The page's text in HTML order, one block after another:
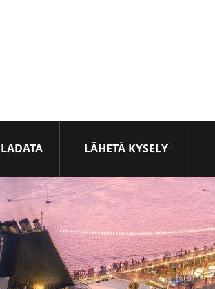
LADATA LÄHETÄ KYSELY